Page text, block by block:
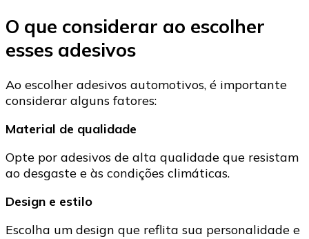
O que considerar ao escolher
esses adesivos
Ao escolher adesivos automotivos, é importante
considerar alguns fatores:
Material de qualidade
Opte por adesivos de alta qualidade que resistam
ao desgaste e às condições climáticas.
Design e estilo
Escolha um design que reflita sua personalidade e